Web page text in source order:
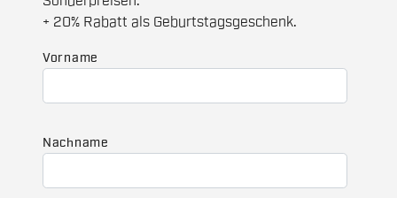
+ 20% Rabatt als Geburtstagsgeschenk.
Vorname
Nachname